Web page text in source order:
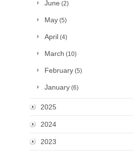
June (2)
May (5)
April (4)
March (10)
February (5)
January (6)
2025
2024
2023